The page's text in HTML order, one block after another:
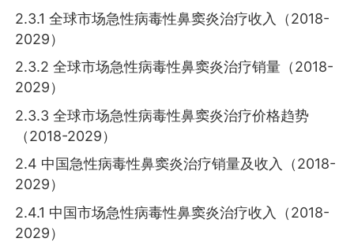
2.3.1 全球市场急性病毒性鼻窦炎治疗收入（2018-
2029）
2.3.2 全球市场急性病毒性鼻窦炎治疗销量（2018-
2029）
2.3.3 全球市场急性病毒性鼻窦炎治疗价格趋势
（2018-2029）
2.4 中国急性病毒性鼻窦炎治疗销量及收入（2018-
2029）
2.4.1 中国市场急性病毒性鼻窦炎治疗收入（2018-
2029）